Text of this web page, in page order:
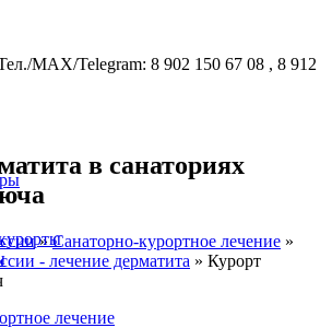
МАХ/Telegram: 8 902 150 67 08 , 8 912
лечение
в санаториях
»Санаторно-курортное лечение »
- лечение дерматита » Курорт